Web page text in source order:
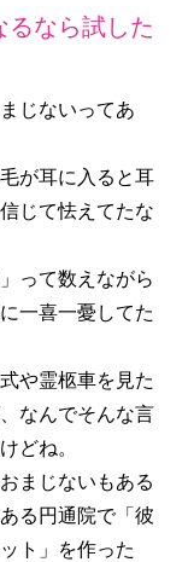
るなら試した
じないってあ
が耳に入ると耳
じて怯えてたな
って数えながら
一喜一憂してた
や霊柩車を見た
なんでそんな言
どね。
まじないもある
る円通院で「彼
ト」を作った